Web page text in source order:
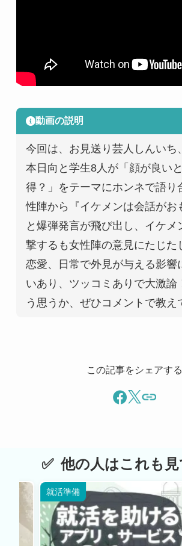
動画の説明
今回は、お見送り芸人しんいち
本日向と学生8人が「顔が良い
得？」をテーマにホンネで語り
性陣から『イケメンは会話がお
と爆弾発言が飛び出し、イケメ
撃するも女性陣の意見にたじた
恋愛、日常で外見が与える影響
いあり、ツッコミありで大激論
う思うか、ぜひコメントで教え
この記事をシェアする
他の人はこれも見
就活準備